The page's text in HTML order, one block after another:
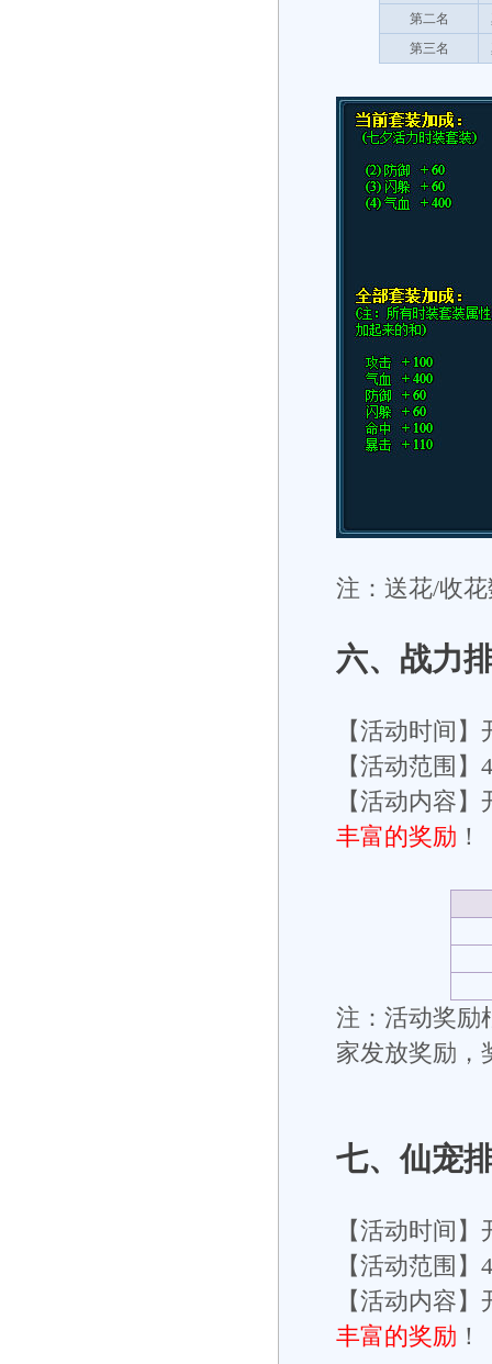
第二名
第三名
注：送花/收
六、战力
【活动时间
【活动范围】
【活动内容
丰富的奖励 ！
注：活动奖励
家发放奖励，
七、仙宠
【活动时间
【活动范围】
【活动内容
丰富的奖励 ！